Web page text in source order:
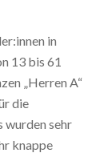
in
13 bis 61
„Herren A“
die
wurden sehr
knappe